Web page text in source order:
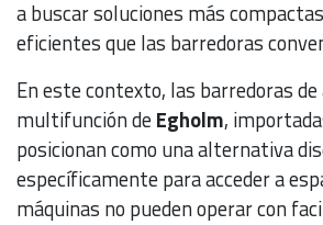
a buscar soluciones más
eficientes que las barredoras
En este contexto, las barredoras
multifunción deEgholm,
posicionan como una alternativa
específicamente para acceder a
máquinas no pueden operar con